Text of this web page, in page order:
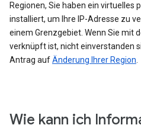
Regionen, Sie haben ein virtuelles
installiert, um Ihre IP-Adresse zu
einem Grenzgebiet. Wenn Sie mit
verknüpft ist, nicht einverstanden
Antrag aufÄnderung Ihrer Region
Wie kann ich